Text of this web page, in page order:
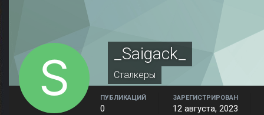
_Saigack_
Сталкеры
ПУБЛИКАЦИЙ
0
ЗАРЕГИСТРИРОВАН
12 августа, 2023